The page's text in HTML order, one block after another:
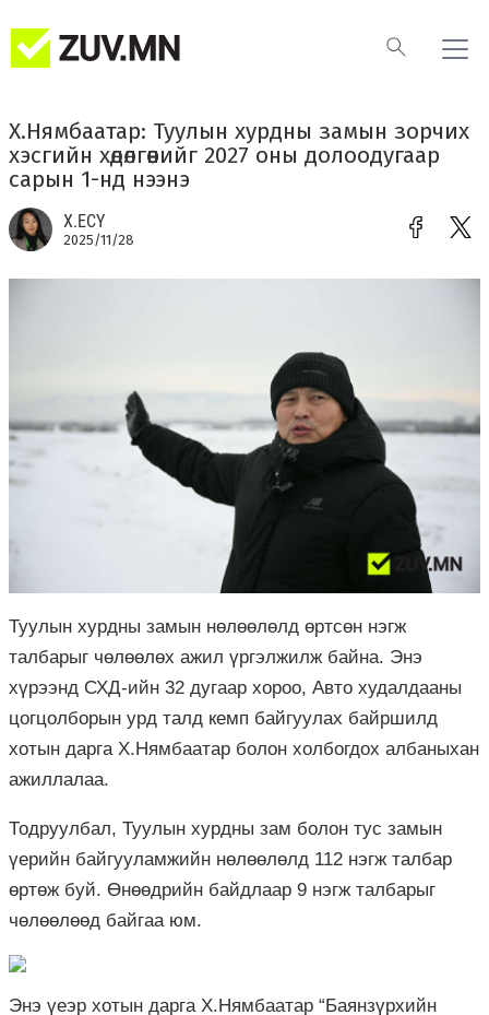
Х.Нямбаатар: Туулын хурдны замын зорчих
хэсгийн хөдөлгөөнийг 2027 оны долоодугаар
сарын 1-нд нээнэ
Х.ЕСҮ
2025/11/28
Туулын хурдны замын нөлөөлөлд өртсөн нэгж
талбарыг чөлөөлөх ажил үргэлжилж байна. Энэ
хүрээнд СХД-ийн 32 дугаар хороо, Авто худалдааны
цогцолборын урд талд кемп байгуулах байршилд
хотын дарга Х.Нямбаатар болон холбогдох албаныхан
ажиллалаа.
Тодруулбал, Туулын хурдны зам болон тус замын
үерийн байгууламжийн нөлөөлөлд 112 нэгж талбар
өртөж буй. Өнөөдрийн байдлаар 9 нэгж талбарыг
чөлөөлөөд байгаа юм.
Энэ үеэр хотын дарга Х.Нямбаатар “Баянзүрхийн